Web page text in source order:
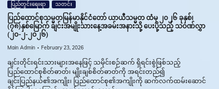
ပြည်တွင်းရေးရာ သတင်း
ပြည်ထောင်စုသမ္မတမြန်မာနိုင်ငံတော် ယာယီသမ္မတ ထံမှ ၂၀၂၆ ခုနှစ်၊
(၇၈)နှစ်မြောက် ချင်းအမျိုးသားနေ့အခမ်းအနားသို့ ပေးပို့သည့် သဝဏ်လွှာ
(၂၀-၂-၂၀၂၆)
Main Admin February 23, 2026
ချင်းတိုင်းရင်းသားများအနေဖြင့် သမိုင်းစဉ်ဆက် ရှိရင်းစွဲဖြစ်သည့်
ပြည်ထောင်စုစိတ်ဓာတ်၊ မျိုးချစ်စိတ်ဓာတ်ကို အရင်းတည်၍
ချင်းပြည်နယ်၏အကျိုး၊ ပြည်ထောင်စု၏အကျိုးကို ဆက်လက်ထမ်းဆောင်